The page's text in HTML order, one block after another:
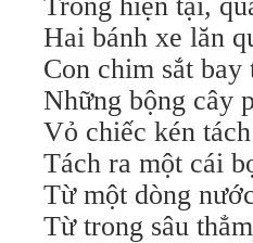
Hai bánh xe lăn
Con chim sắt bay
Những bộng cây
Vỏ chiếc kén
Tách ra một cái
Từ một dòng
Từ trong sâu